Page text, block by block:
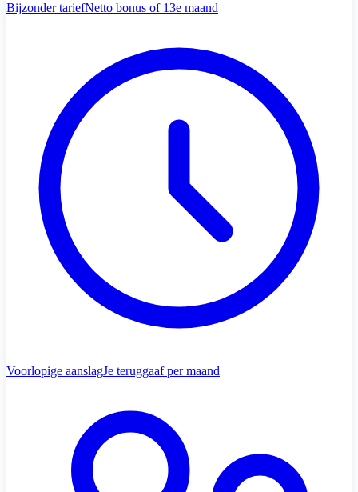
Bijzonder tariefNetto bonus of 13e maand
Voorlopige aanslagJe teruggaaf per maand